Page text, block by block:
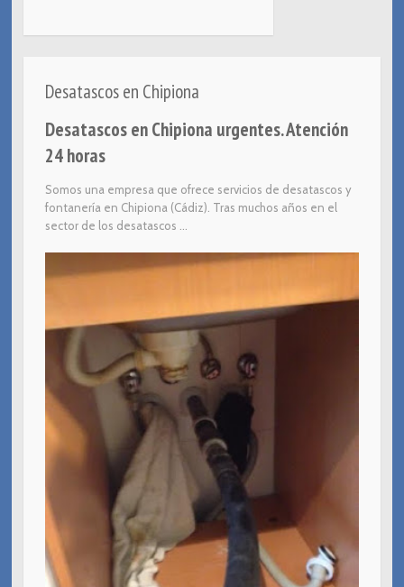
Desatascos en Chipiona
Desatascos en Chipiona urgentes. Atención
24 horas
Somos una empresa que ofrece servicios de desatascos y
fontanería en Chipiona (Cádiz). Tras muchos años en el
sector de los desatascos ...